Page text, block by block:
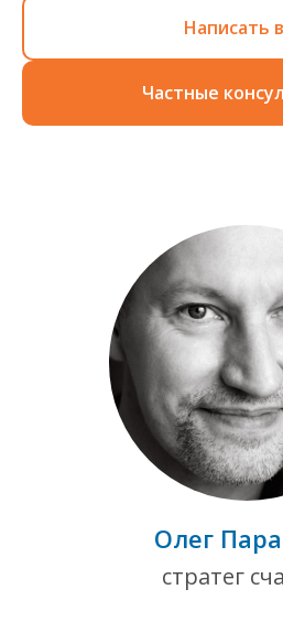
Написать
Частные
Олег
стратег